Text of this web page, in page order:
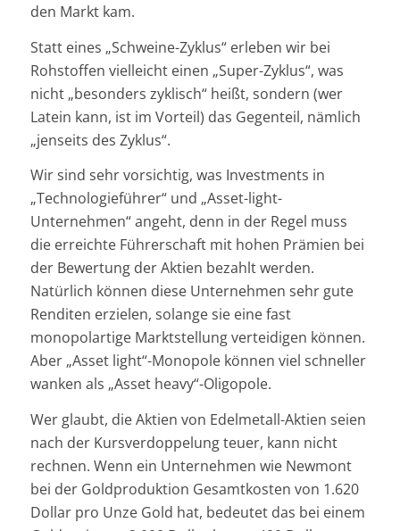
den Markt kam.
Statt eines „Schweine-Zyklus“ erleben wir bei
Rohstoffen vielleicht einen „Super-Zyklus“, was
nicht „besonders zyklisch“ heißt, sondern (wer
Latein kann, ist im Vorteil) das Gegenteil, nämlich
„jenseits des Zyklus“.
Wir sind sehr vorsichtig, was Investments in
„Technologieführer“ und „Asset-light-
Unternehmen“ angeht, denn in der Regel muss
die erreichte Führerschaft mit hohen Prämien bei
der Bewertung der Aktien bezahlt werden.
Natürlich können diese Unternehmen sehr gute
Renditen erzielen, solange sie eine fast
monopolartige Marktstellung verteidigen können.
Aber „Asset light“-Monopole können viel schneller
wanken als „Asset heavy“-Oligopole.
Wer glaubt, die Aktien von Edelmetall-Aktien seien
nach der Kursverdoppelung teuer, kann nicht
rechnen. Wenn ein Unternehmen wie Newmont
bei der Goldproduktion Gesamtkosten von 1.620
Dollar pro Unze Gold hat, bedeutet das bei einem